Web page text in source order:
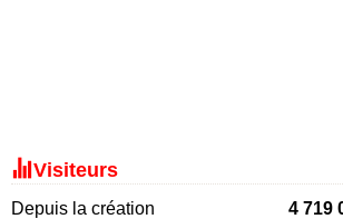
Visiteurs
Depuis la création 4 719